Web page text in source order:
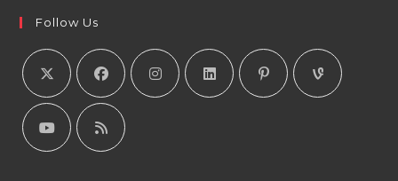
Follow Us